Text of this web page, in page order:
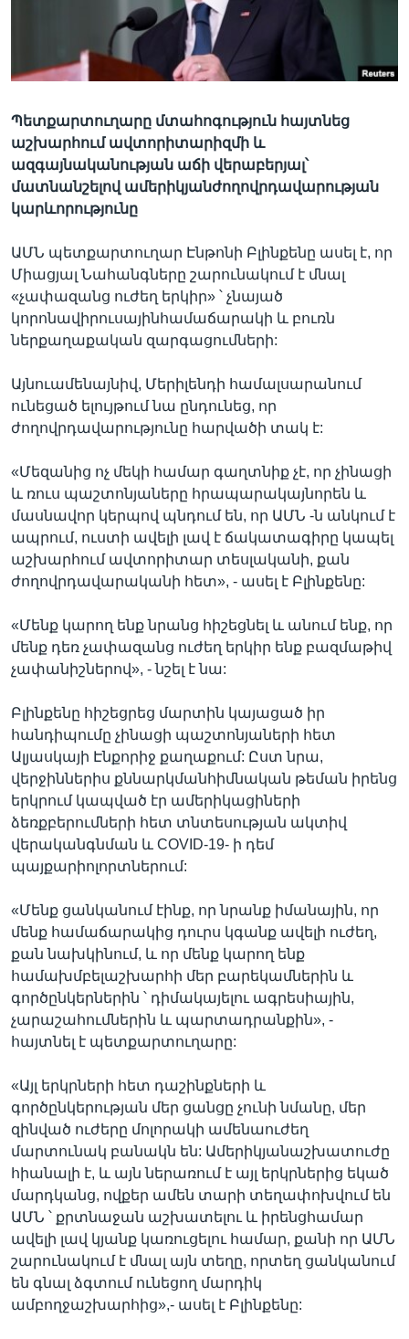
Լեզուներ
Պետքարտուղարը մտահոգություն հայտնեց
աշխարհում ավտորիտարիզմի և
ազգայնականության աճի վերաբերյալ՝
մատնանշելով ամերիկյանժողովրդավարության
կարևորությունը
ԱՄՆ պետքարտուղար Էնթոնի Բլինքենը ասել է, որ
Միացյալ Նահանգները շարունակում է մնալ
«չափազանց ուժեղ երկիր» ՝ չնայած
կորոնավիրուսայինհամաճարակի և բուռն
ներքաղաքական զարգացումների:
Այնուամենայնիվ, Մերիլենդի համալսարանում
ունեցած ելույթում նա ընդունեց, որ
ժողովրդավարությունը հարվածի տակ է:
«Մեզանից ոչ մեկի համար գաղտնիք չէ, որ չինացի
և ռուս պաշտոնյաները հրապարակայնորեն և
մասնավոր կերպով պնդում են, որ ԱՄՆ -ն անկում է
ապրում, ուստի ավելի լավ է ճակատագիրը կապել
աշխարհում ավտորիտար տեսլականի, քան
ժողովրդավարականի հետ», - ասել է Բլինքենը:
«Մենք կարող ենք նրանց հիշեցնել և անում ենք, որ
մենք դեռ չափազանց ուժեղ երկիր ենք բազմաթիվ
չափանիշներով», - նշել է նա:
Բլինքենը հիշեցրեց մարտին կայացած իր
հանդիպումը չինացի պաշտոնյաների հետ
Ալյասկայի Էնքորիջ քաղաքում: Ըստ նրա,
վերջիններիս քննարկմանհիմնական թեման իրենց
երկրում կապված էր ամերիկացիների
ձեռքբերումների հետ տնտեսության ակտիվ
վերականգնման և COVID-19- ի դեմ
պայքարիոլորտներում:
«Մենք ցանկանում էինք, որ նրանք իմանային, որ
մենք համաճարակից դուրս կգանք ավելի ուժեղ,
քան նախկինում, և որ մենք կարող ենք
համախմբելաշխարհի մեր բարեկամներին և
գործընկերներին ՝ դիմակայելու ագրեսիային,
չարաշահումներին և պարտադրանքին», -
հայտնել է պետքարտուղարը:
«Այլ երկրների հետ դաշինքների և
գործընկերության մեր ցանցը չունի նմանը, մեր
զինված ուժերը մոլորակի ամենաուժեղ
մարտունակ բանակն են: Ամերիկյանաշխատուժը
հիանալի է, և այն ներառում է այլ երկրներից եկած
մարդկանց, ովքեր ամեն տարի տեղափոխվում են
ԱՄՆ ՝ քրտնաջան աշխատելու և իրենցհամար
ավելի լավ կյանք կառուցելու համար, քանի որ ԱՄՆ
շարունակում է մնալ այն տեղը, որտեղ ցանկանում
են գնալ ձգտում ունեցող մարդիկ
ամբողջաշխարհից»,- ասել է Բլինքենը: